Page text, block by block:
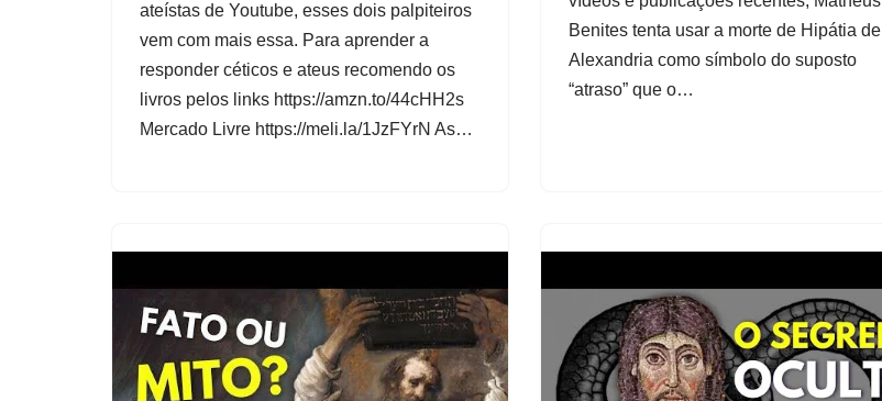
ateístas de Youtube, esses dois palpiteiros
vem com mais essa. Para aprender a
responder céticos e ateus recomendo os
livros pelos links https://amzn.to/44cHH2s
Mercado Livre https://meli.la/1JzFYrN As…
Benites tenta usar a morte de Hipátia de
Alexandria como símbolo do suposto
“atraso” que o…